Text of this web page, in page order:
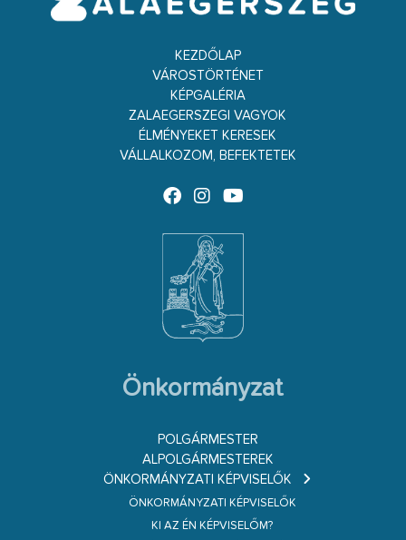
KEZDŐLAP
VÁROSTÖRTÉNET
KÉPGALÉRIA
ZALAEGERSZEGI VAGYOK
ÉLMÉNYEKET KERESEK
VÁLLALKOZOM, BEFEKTETEK
Önkormányzat
POLGÁRMESTER
ALPOLGÁRMESTEREK
ÖNKORMÁNYZATI KÉPVISELŐK
ÖNKORMÁNYZATI KÉPVISELŐK
KI AZ ÉN KÉPVISELŐM?